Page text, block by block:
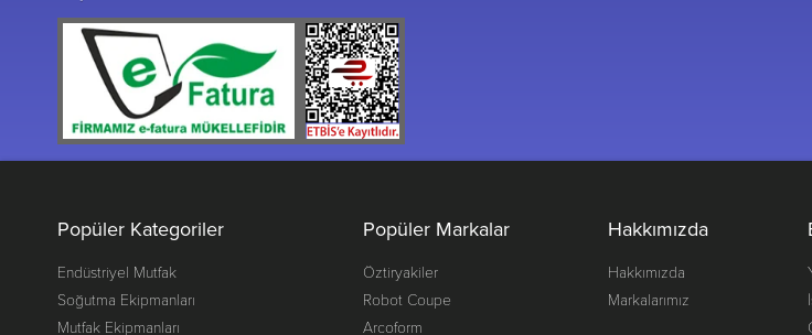
Popüler Kategoriler
Endüstriyel Mutfak
Soğutma Ekipmanları
Mutfak Ekipmanları
Popüler Markalar
Öztiryakiler
Robot Coupe
Arcoform
Hakkımızda
Hakkımızda
Markalarımız